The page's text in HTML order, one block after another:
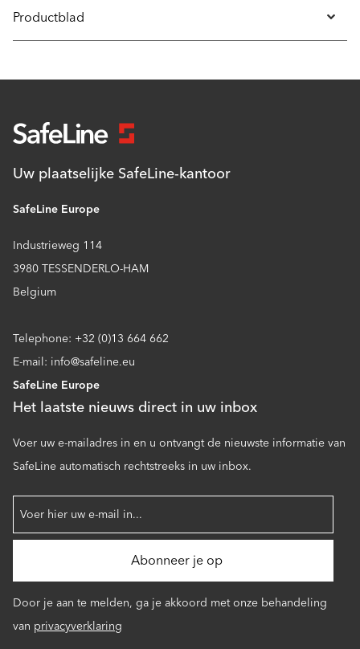
Productblad
Uw plaatselijke SafeLine-kantoor
SafeLine Europe
Industrieweg 114
3980 TESSENDERLO-HAM
Belgium
Telephone: +32 (0)13 664 662
E-mail: info@safeline.eu
SafeLine Europe
Het laatste nieuws direct in uw inbox
Voer uw e-mailadres in en u ontvangt de nieuwste informatie van
SafeLine automatisch rechtstreeks in uw inbox.
Door je aan te melden, ga je akkoord met onze behandeling
van privacyverklaring